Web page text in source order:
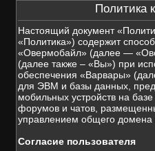
Политика
Настоящий документ
«Политика») содержит
«Овермобайл» (далее —
(далее также – «Вы») при
обеспечения «Варвары»
для ЭВМ и базы данных,
мобильных устройств на
форумов и чатов,
управлением общего
Согласие пользователя